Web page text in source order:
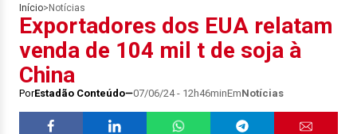
Início> Notícias
Exportadores dos EUA relatam
venda de 104 mil t de soja à
China
PorEstadão Conteúdo 07/06/24 - 12h46minEmNotícias